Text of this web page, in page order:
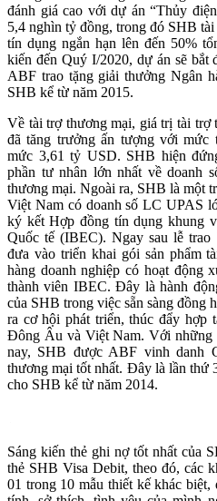
đánh giá cao với dự án “Thủy
5,4 nghìn tỷ đồng, trong đó SHB
tín dụng ngắn hạn lên đến 50%
kiến đến Quý I/2020, dự án sẽ bắt
ABF trao tặng giải thưởng Ngân
SHB kể từ năm 2015.
Về tài trợ thương mại, giá trị tài trợ
đã tăng trưởng ấn tượng với mức
mức 3,61 tỷ USD. SHB hiện
phần tư nhân lớn nhất về doanh
thương mại. Ngoài ra, SHB là một
Việt Nam có doanh số LC UPAS
ký kết Hợp đồng tín dụng khung
Quốc tế (IBEC). Ngay sau lễ
đưa vào triển khai gói sản phẩm
hàng doanh nghiệp có hoạt động
thành viên IBEC. Đây là hành
của SHB trong việc sẵn sàng đồng
ra cơ hội phát triển, thúc đẩy hợp
Đông Âu và Việt Nam. Với những
nay, SHB được ABF vinh danh
thương mại tốt nhất. Đây là lần thứ
cho SHB kể từ năm 2014.
Sáng kiến thẻ ghi nợ tốt nhất của
thẻ SHB Visa Debit, theo đó, các
01 trong 10 mẫu thiết kế khác biệt,